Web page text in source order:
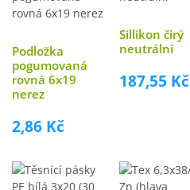
Podložka
pogumovaná
rovná 6x19
nerez
2,86 Kč
Sillikon čirý
neutrální
187,55 Kč